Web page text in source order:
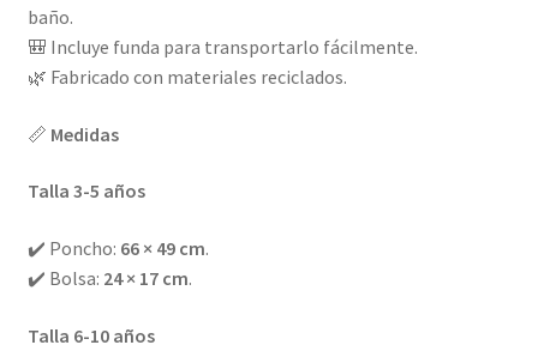
baño.
🎒 Incluye funda para transportarlo fácilmente.
🌿 Fabricado con materiales reciclados.
📏 Medidas
Talla 3-5 años
✔️ Poncho: 66 × 49 cm.
✔️ Bolsa: 24 × 17 cm.
Talla 6-10 años